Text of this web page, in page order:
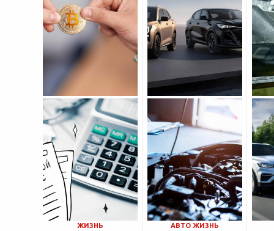
криптообменники,
московские
насчитывает несколько
десятилетий
ЖИЗНЬ АВТО ЖИЗНЬ